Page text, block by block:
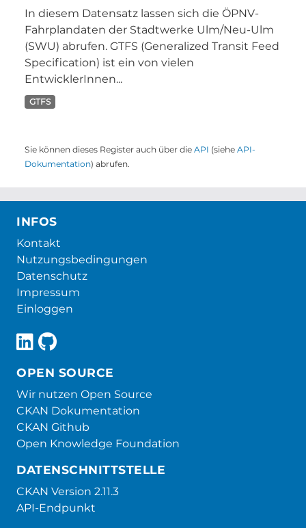
In diesem Datensatz lassen sich die ÖPNV-
Fahrplandaten der Stadtwerke Ulm/Neu-Ulm
(SWU) abrufen. GTFS (Generalized Transit Feed
Specification) ist ein von vielen
EntwicklerInnen...
GTFS
Sie können dieses Register auch über die API (siehe API-
Dokumentation) abrufen.
INFOS
Kontakt
Nutzungsbedingungen
Datenschutz
Impressum
Einloggen
OPEN SOURCE
Wir nutzen Open Source
CKAN Dokumentation
CKAN Github
Open Knowledge Foundation
DATENSCHNITTSTELLE
CKAN Version 2.11.3
API-Endpunkt